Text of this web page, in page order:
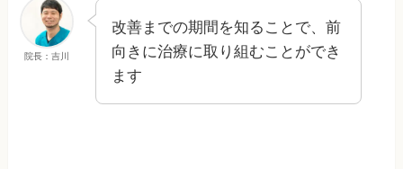
院長：吉川
改善までの期間を知ることで、前
向きに治療に取り組むことができ
ます